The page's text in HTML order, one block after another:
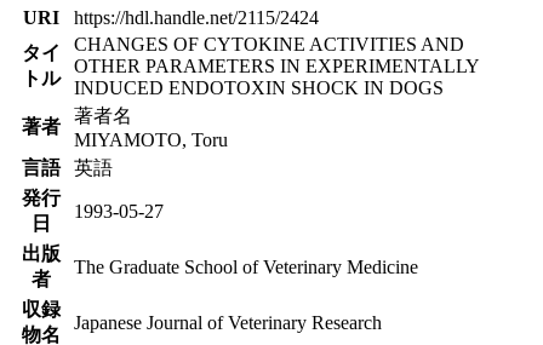
URI
https://hdl.handle.net/2115/2424
タイ
トル
CHANGES OF CYTOKINE ACTIVITIES AND
OTHER PARAMETERS IN EXPERIMENTALLY
INDUCED ENDOTOXIN SHOCK IN DOGS
著者
著者名
MIYAMOTO, Toru
言語
英語
発行
日
1993-05-27
出版
者
The Graduate School of Veterinary Medicine
収録
物名
Japanese Journal of Veterinary Research